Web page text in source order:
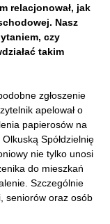
relacjonował, jak
Nasz
czy
takim
zgłoszenie
apelował o
papierosów na
Spółdzielnię
nie tylko unosi
do mieszkań
Szczególnie
seniorów oraz osób